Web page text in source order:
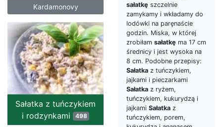
Kardamonovy
sałatkę szczelnie
zamykamy i wkładamy do
lodówki na paręnaście
godzin. Miska, w której
zrobiłam sałatkę ma 17 cm
średnicy i jest wysoka na
8 cm. Podobne przepisy:
Sałatka z tuńczykiem,
jajkami i pieczarkami
Sałatka z ryżem,
tuńczykiem, kukurydzą i
jajkami Sałatka z
tuńczykiem, porem,
Sałatka z tuńczykiem
i rodzynkami
498